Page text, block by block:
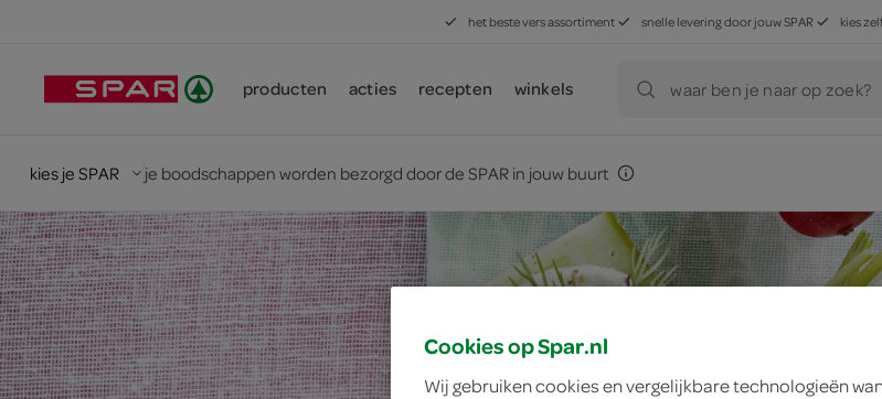
het beste vers assortiment snelle levering door jouw SPAR kies
producten acties recepten winkels waar ben je naar op zoek?
kies je SPAR je boodschappen worden bezorgd door de SPAR in jouw buurt
Cookies op Spar.nl
Wij gebruiken cookies en vergelijkbare technologieën